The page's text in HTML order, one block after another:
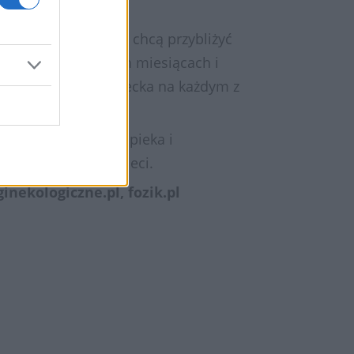
Autorzy chcą przybliżyć
w pierwszych miesiącach i
mamy i dziecka na każdym z
odpowiednia opieka i
małe dzieci.
fozik.pl